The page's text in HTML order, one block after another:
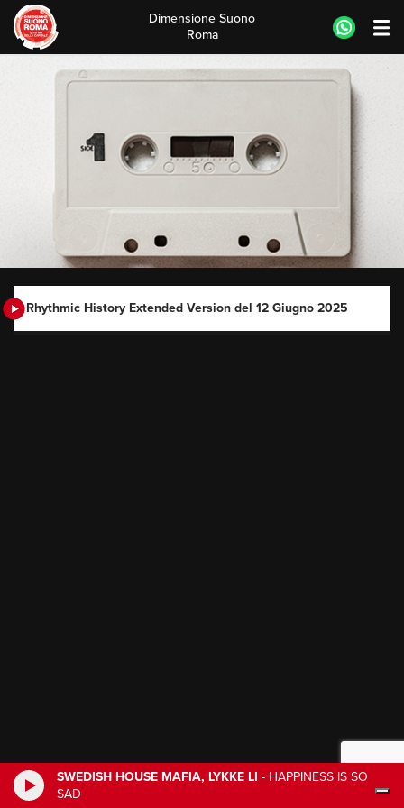
SWEDISH HOUSE MAFIA, LYKKE LI - HAPPINESS IS SO
SAD
Dimensione Suono
Roma
Rhythmic History Extended Version del 12 Giugno 2025